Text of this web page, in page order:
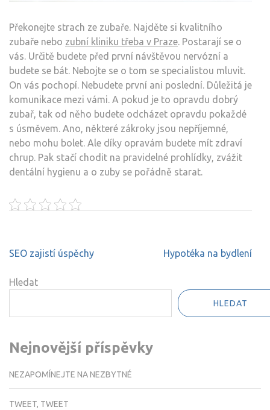
Překonejte strach ze zubaře. Najděte si kvalitního
zubaře nebo zubní kliniku třeba v Praze. Postarají se o
vás. Určitě budete před první návštěvou nervózní a
budete se bát. Nebojte se o tom se specialistou mluvit.
On vás pochopí. Nebudete první ani poslední. Důležitá je
komunikace mezi vámi. A pokud je to opravdu dobrý
zubař, tak od něho budete odcházet opravdu pokaždé
s úsměvem. Ano, některé zákroky jsou nepříjemné,
nebo mohu bolet. Ale díky opravám budete mít zdraví
chrup. Pak stačí chodit na pravidelné prohlídky, zvážit
dentální hygienu a o zuby se pořádně starat.
Navigace
příspěvek
SEO zajistí úspěchy Hypotéka na bydlení
Hledat
HLEDAT
Nejnovější příspěvky
NEZAPOMÍNEJTE NA NEZBYTNÉ
TWEET, TWEET